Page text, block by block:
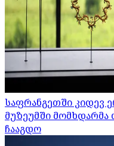
საფრანგეთში კიდევ
მუზეუმში მომხდარმა
ჩააგდო